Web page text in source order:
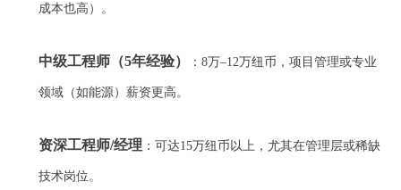
成本也高）。
中级工程师（5年经验） ：8万–12万纽币，项目管理或专业
领域（如能源）薪资更高。
资深工程师/经理 ：可达15万纽币以上，尤其在管理层或稀缺
技术岗位。